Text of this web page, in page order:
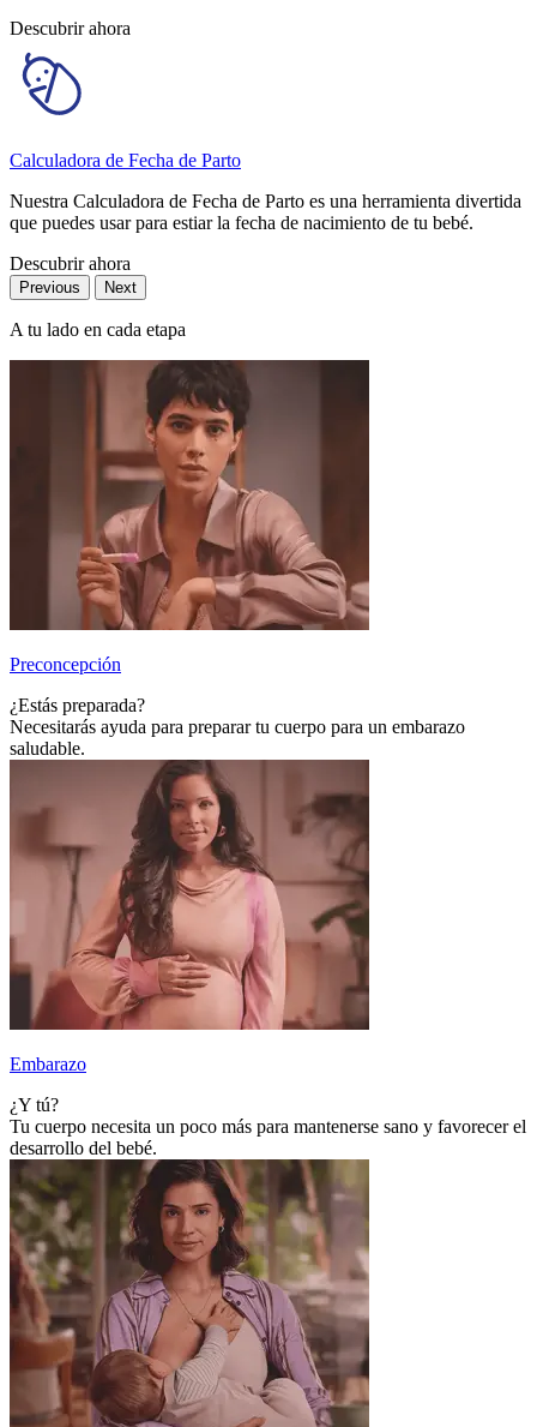
Descubrir ahora
Calculadora de Fecha de Parto
Nuestra Calculadora de Fecha de Parto es una herramienta divertida
que puedes usar para estiar la fecha de nacimiento de tu bebé.
Descubrir ahora
Previous Next
A tu lado en cada etapa
Preconcepción
¿Estás preparada?
Necesitarás ayuda para preparar tu cuerpo para un embarazo
saludable.
Embarazo
¿Y tú?
Tu cuerpo necesita un poco más para mantenerse sano y favorecer el
desarrollo del bebé.